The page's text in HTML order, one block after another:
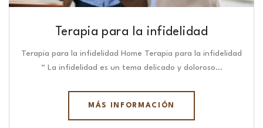
Terapia para la infidelidad
Terapia para la infidelidad Home Terapia para la infidelidad
“ La infidelidad es un tema delicado y doloroso…
MÁS INFORMACIÓN